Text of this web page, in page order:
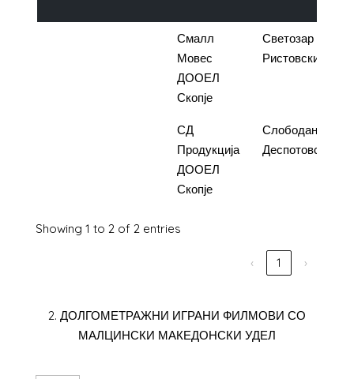
Смалл
Мовес
ДООЕЛ
Скопје
Светозар
Ристовски
СД
Продукција
ДООЕЛ
Скопје
Слободан
Деспотовски
Showing 1 to 2 of 2 entries
‹ 1 ›
2. ДОЛГОМЕТРАЖНИ ИГРАНИ ФИЛМОВИ СО
МАЛЦИНСКИ МАКЕДОНСКИ УДЕЛ